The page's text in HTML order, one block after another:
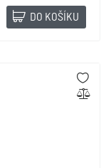
DO KOŠÍKU